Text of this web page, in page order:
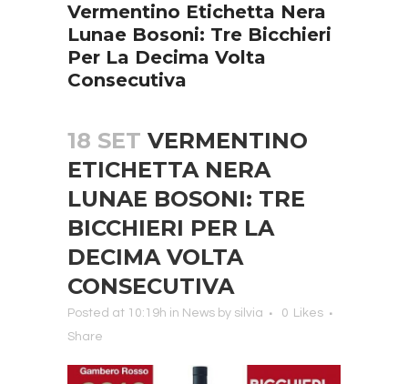
Vermentino Etichetta Nera
Lunae Bosoni: Tre Bicchieri
Per La Decima Volta
Consecutiva
18 SET VERMENTINO
ETICHETTA NERA
LUNAE BOSONI: TRE
BICCHIERI PER LA
DECIMA VOLTA
CONSECUTIVA
Posted at 10:19h in News by silvia 0 Likes
Share